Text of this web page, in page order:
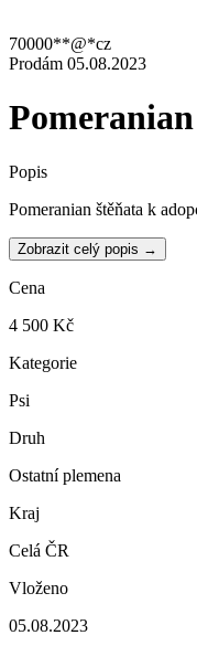
70000**@*cz
Prodám 05.08.2023
Popis
Pomeranian štěňata k
Zobrazit celý popis →
Cena
4 500 Kč
Kategorie
Psi
Druh
Ostatní plemena
Kraj
Celá ČR
Vloženo
05.08.2023